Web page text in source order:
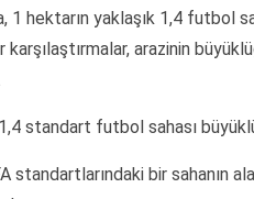
1 hektarın yaklaşık 1,4 futbol
karşılaştırmalar, arazinin
standart futbol sahası
standartlarındaki bir sahanın